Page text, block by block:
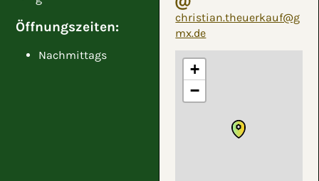
Öffnungszeiten:
Nachmittags
christian.theuerkauf@g
mx.de
+
−